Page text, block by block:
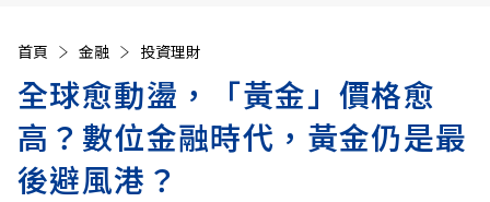
首頁 金融 投資理財
全球愈動盪，「黃金」價格愈
高？數位金融時代，黃金仍是最
後避風港？